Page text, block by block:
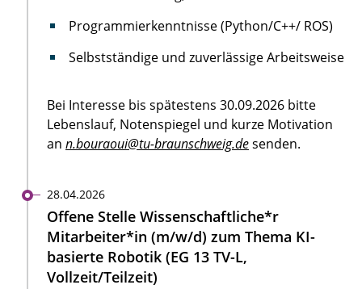
Programmierkenntnisse (Python/C++/ ROS)
Selbstständige und zuverlässige Arbeitsweise
Bei Interesse bis spätestens 30.09.2026 bitte
Lebenslauf, Notenspiegel und kurze Motivation
an n.bouraoui@tu-braunschweig.desenden.
28.04.2026
Offene Stelle Wissenschaftliche*r
Mitarbeiter*in (m/w/d) zum Thema KI-
basierte Robotik (EG 13 TV-L,
Vollzeit/Teilzeit)